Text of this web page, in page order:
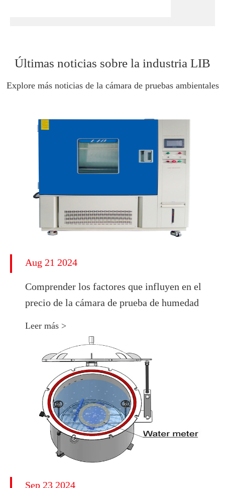
Últimas noticias sobre la industria LIB
Explore más noticias de la cámara de pruebas ambientales
Aug 21 2024
Comprender los factores que influyen en el
precio de la cámara de prueba de humedad
Leer más >
Sep 23 2024